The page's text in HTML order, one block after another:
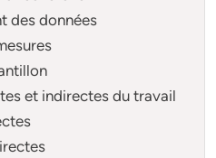
des données
et indirectes du travail